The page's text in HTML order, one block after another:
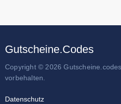
Gutscheine.Codes
Copyright © 2026
vorbehalten.
Datenschutz